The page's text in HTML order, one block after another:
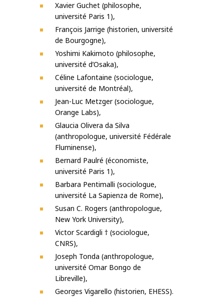
Xavier Guchet (philosophe,
université Paris 1),
François Jarrige (historien, université
de Bourgogne),
Yoshimi Kakimoto (philosophe,
université d’Osaka),
Céline Lafontaine (sociologue,
université de Montréal),
Jean-Luc Metzger (sociologue,
Orange Labs),
Glaucia Olivera da Silva
(anthropologue, université Fédérale
Fluminense),
Bernard Paulré (économiste,
université Paris 1),
Barbara Pentimalli (sociologue,
université La Sapienza de Rome),
Susan C. Rogers (anthropologue,
New York University),
Victor Scardigli † (sociologue,
CNRS),
Joseph Tonda (anthropologue,
université Omar Bongo de
Libreville),
Georges Vigarello (historien, EHESS).